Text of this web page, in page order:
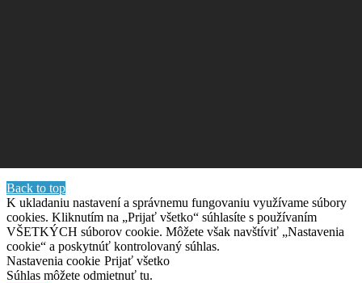
Back to top
K ukladaniu nastavení a správnemu fungovaniu využívame súbory
cookies. Kliknutím na „Prijať všetko“ súhlasíte s používaním
VŠETKÝCH súborov cookie. Môžete však navštíviť „Nastavenia
cookie“ a poskytnúť kontrolovaný súhlas.
Nastavenia cookie Prijať všetko
Súhlas môžete odmietnuť tu.